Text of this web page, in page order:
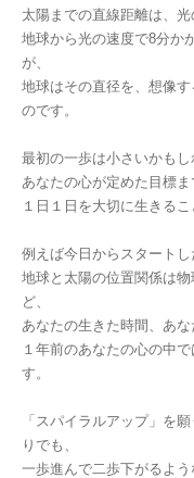
太陽までの直線距離は、
地球から光の速度で8分か
が、
地球はその直径を、想像
のです。
最初の一歩は小さいかもし
あなたの心が定めた目標ま
１日１日を大切に生きる
例えば今日からスタートし
地球と太陽の位置関係は
ど、
あなたの生きた時間、あな
１年前のあなたの心の中
す。
「スパイラルアップ」を
りでも、
一歩進んで二歩下がるよう